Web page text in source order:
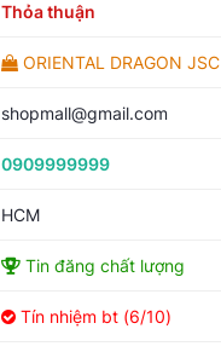
Thỏa thuận
ORIENTAL DRAGON JSC
shopmall@gmail.com
0909999999
HCM
Tin đăng chất lượng
Tín nhiệm bt (6/10)